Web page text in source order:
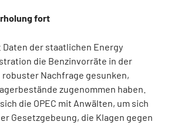
fort
Daten der staatlichen Energy
die Benzinvorräte in der
Nachfrage gesunken,
zugenommen haben.
die OPEC mit Anwälten, um sich
Gesetzgebeung, die Klagen gegen